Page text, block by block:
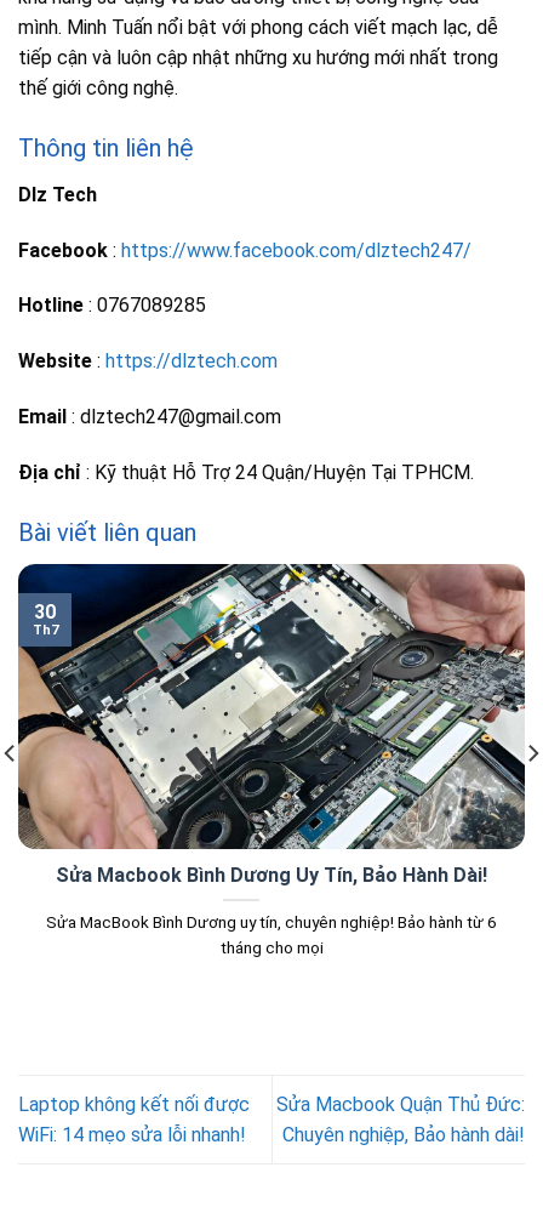
mình. Minh Tuấn nổi bật với phong cách viết mạch lạc, dễ
tiếp cận và luôn cập nhật những xu hướng mới nhất trong
thế giới công nghệ.
Thông tin liên hệ
Dlz Tech
Facebook : https://www.facebook.com/dlztech247/
Hotline : 0767089285
Website : https://dlztech.com
Email : dlztech247@gmail.com
Địa chỉ : Kỹ thuật Hỗ Trợ 24 Quận/Huyện Tại TPHCM.
Bài viết liên quan
Sửa Macbook Bình Dương Uy Tín, Bảo Hành Dài!
Sửa MacBook Bình Dương uy tín, chuyên nghiệp! Bảo hành từ 6
tháng cho mọi
30
Th7
Laptop không kết nối được
WiFi: 14 mẹo sửa lỗi nhanh!
Sửa Macbook Quận Thủ Đức:
Chuyên nghiệp, Bảo hành dài!